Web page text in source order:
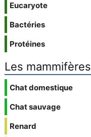
Eucaryote
Bactéries
Protéines
Les mammifères
Chat domestique
Chat sauvage
Renard